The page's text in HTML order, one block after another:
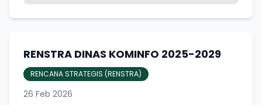
RENSTRA DINAS KOMINFO 2025-2029
RENCANA STRATEGIS (RENSTRA)
26 Feb 2026